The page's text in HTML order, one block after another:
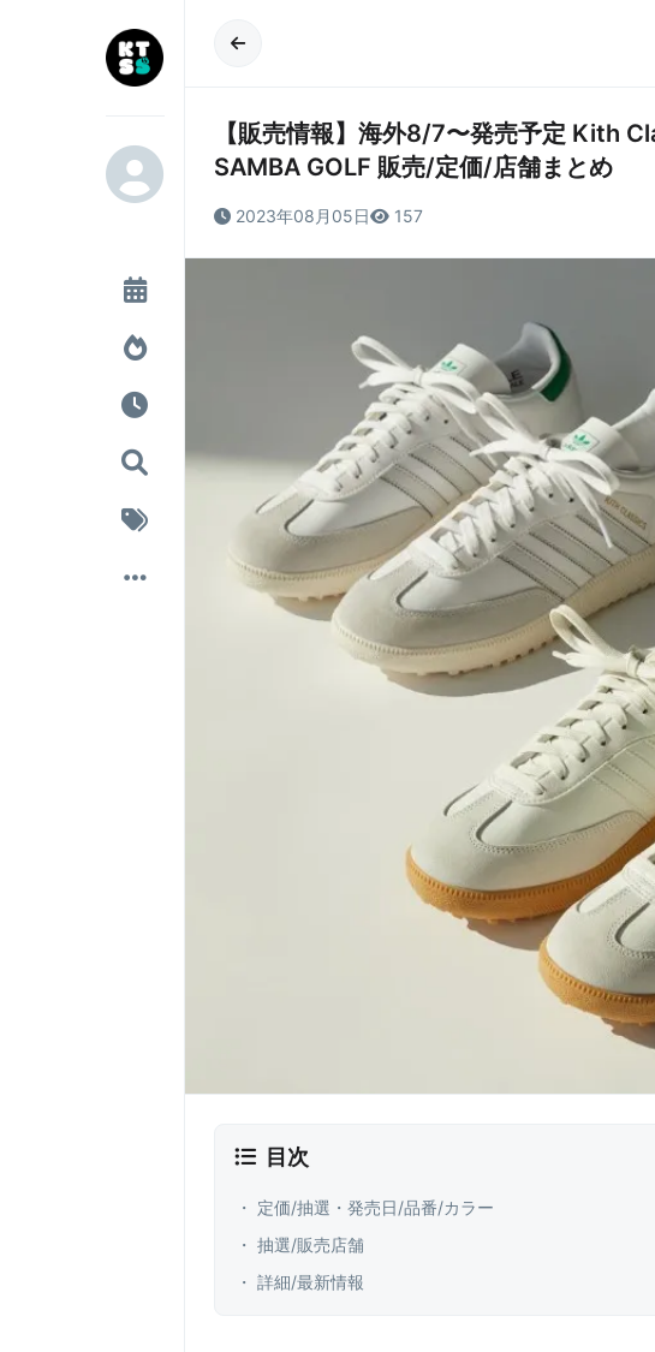
【販売情報】海外8/7〜発売予定 Kith
SAMBA GOLF 販売/定価/店舗まとめ
2023年08月05日 157
目次
・ 定価/抽選・発売日/品番/カラー
・ 抽選/販売店舗
・ 詳細/最新情報